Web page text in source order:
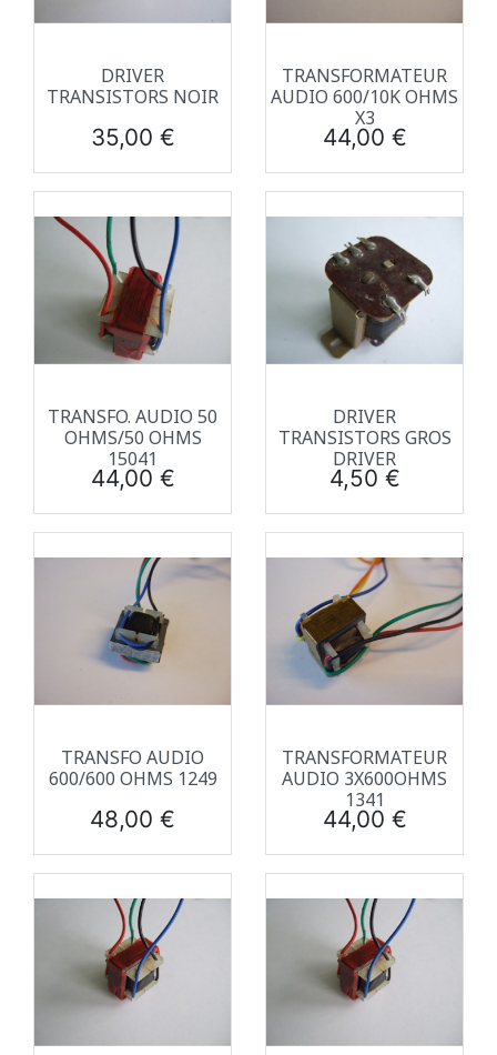
DRIVER
TRANSISTORS NOIR
Prix
35,00 €
TRANSFORMATEUR
AUDIO 600/10K OHMS
X3
Prix
44,00 €
TRANSFO. AUDIO 50
OHMS/50 OHMS
15041
Prix
44,00 €
DRIVER
TRANSISTORS GROS
DRIVER
Prix
4,50 €
TRANSFO AUDIO
600/600 OHMS 1249
Prix
48,00 €
TRANSFORMATEUR
AUDIO 3X600OHMS
1341
Prix
44,00 €